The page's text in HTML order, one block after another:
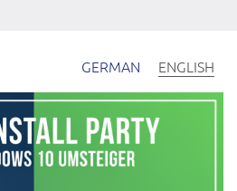
GERMAN ENGLISH